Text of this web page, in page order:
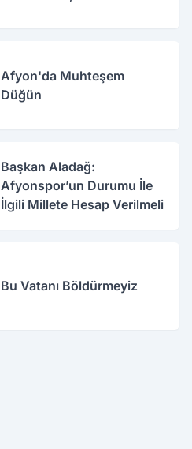
Afyon'da Muhteşem
Düğün
Başkan Aladağ:
Afyonspor’un Durumu İle
İlgili Millete Hesap Verilmeli
Bu Vatanı Böldürmeyiz